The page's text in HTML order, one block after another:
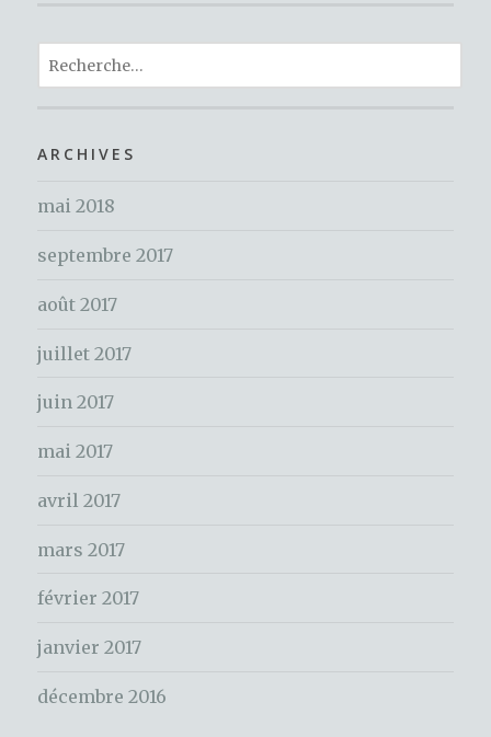
b
o
k
r
ta
R
e
h
r
e
:
ARCHIVES
mai 2018
septembre 2017
août 2017
juillet 2017
juin 2017
mai 2017
avril 2017
mars 2017
février 2017
janvier 2017
décembre 2016